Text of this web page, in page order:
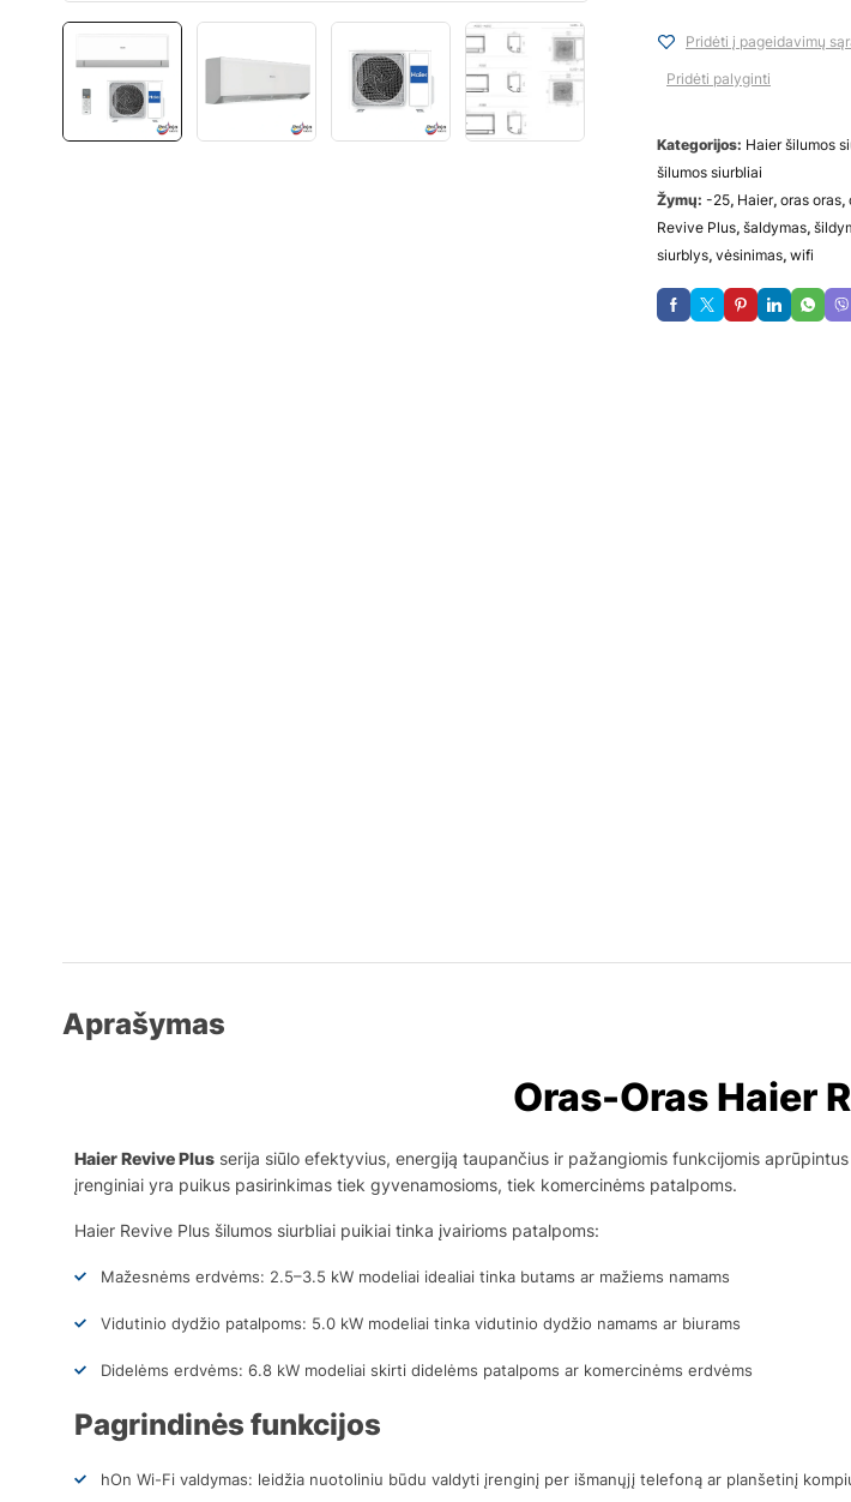
Pridėti į pageidavimų
Pridėti palyginti
Kategorijos: Haier šilumos
šilumos siurbliai
Žymų: -25, Haier, oras oras,
Revive Plus, šaldymas,
siurblys, vėsinimas, wifi
Aprašymas
Oras-Oras Haier
Haier Revive Plus serija siūlo efektyvius, energiją taupančius ir pažangiomis funkcijomis
įrenginiai yra puikus pasirinkimas tiek gyvenamosioms, tiek komercinėms patalpoms.
Haier Revive Plus šilumos siurbliai puikiai tinka įvairioms patalpoms:
Mažesnėms erdvėms: 2.5–3.5 kW modeliai idealiai tinka butams ar mažiems namams
Vidutinio dydžio patalpoms: 5.0 kW modeliai tinka vidutinio dydžio namams ar biurams
Didelėms erdvėms: 6.8 kW modeliai skirti didelėms patalpoms ar komercinėms erdvėms
Pagrindinės funkcijos
hOn Wi-Fi valdymas: leidžia nuotoliniu būdu valdyti įrenginį per išmanųjį telefoną ar planšetinį